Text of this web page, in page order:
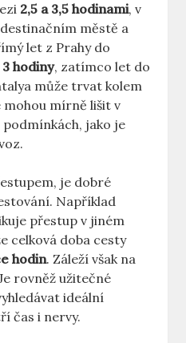
2,5 a 3,5 hodinami, v
městě a
let z Prahy do
3 hodiny, zatímco let do
může trvat kolem
mohou mírně lišit v
jako je
je dobré
Například
přestup v jiném
celková doba cesty
hodin. Záleží však na
rovněž užitečné
ideální
čas i nervy.